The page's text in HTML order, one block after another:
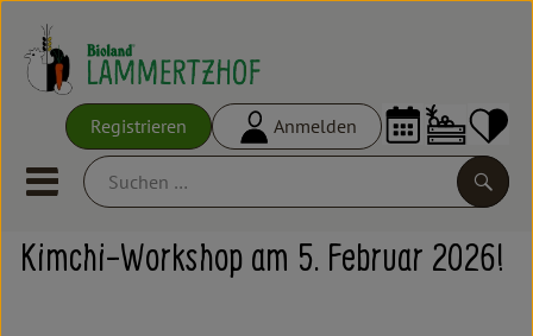
Registrieren Anmelden
Mobiles Menu öffnen oder
Kimchi-Workshop am 5. Februar 2026!